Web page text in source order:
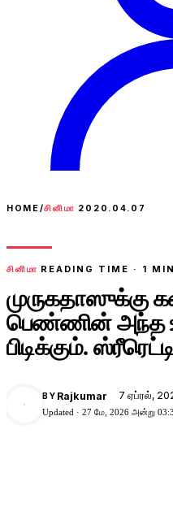
HOME/சினிமா 2020.04.07
சினிமா READING TIME · 1 MIN
முருகதாஸுக்கு
பெண்ணின் அந்த
பிடிக்கும்.
BY Rajkumar 7 ஏப்ரல்,
Updated · 27 மே, 2026 அன்று